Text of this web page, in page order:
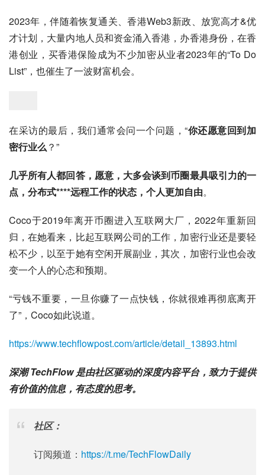
2023年，伴随着恢复通关、香港Web3新政、放宽高才&优
才计划，大量内地人员和资金涌入香港，办香港身份，在香
港创业，买香港保险成为不少加密从业者2023年的“To Do
List”，也催生了一波财富机会。
在采访的最后，我们通常会问一个问题，“你还愿意回到加
密行业么？”
几乎所有人都回答，愿意，大多会谈到币圈最具吸引力的一
点，分布式****远程工作的状态，个人更加自由。
Coco于2019年离开币圈进入互联网大厂，2022年重新回
归，在她看来，比起互联网公司的工作，加密行业还是要轻
松不少，以至于她有空闲开展副业，其次，加密行业也会改
变一个人的心态和预期。
“亏钱不重要，一旦你赚了一点快钱，你就很难再彻底离开
了”，Coco如此说道。
https://www.techflowpost.com/article/detail_13893.html
深潮 TechFlow 是由社区驱动的深度内容平台，致力于提供
有价值的信息，有态度的思考。
社区：
订阅频道： https://t.me/TechFlowDaily